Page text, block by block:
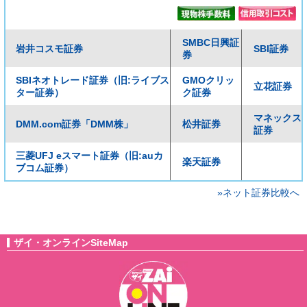
岩井コスモ証券
SMBC日興証
券
SBI証券
SBIネオトレード証券（旧:ライブス
ター証券）
GMOクリッ
ク証券
立花証券
DMM.com証券「DMM株」 松井証券
マネックス
証券
三菱UFJ eスマート証券（旧:auカ
ブコム証券）
楽天証券
»ネット証券比較へ
ザイ・オンラインSiteMap